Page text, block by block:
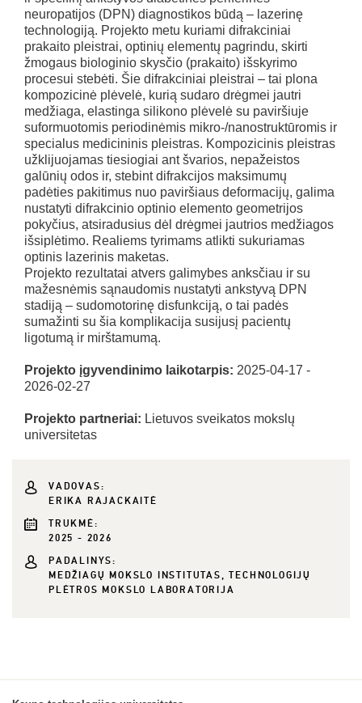
neuropatijos (DPN) diagnostikos būdą – lazerinę
technologiją. Projekto metu kuriami difrakciniai
prakaito pleistrai, optinių elementų pagrindu, skirti
žmogaus biologinio skysčio (prakaito) išskyrimo
procesui stebėti. Šie difrakciniai pleistrai – tai plona
kompozicinė plėvelė, kurią sudaro drėgmei jautri
medžiaga, elastinga silikono plėvelė su paviršiuje
suformuotomis periodinėmis mikro-/nanostruktūromis ir
specialus medicininis pleistras. Kompozicinis pleistras
užklijuojamas tiesiogiai ant švarios, nepažeistos
galūnių odos ir, stebint difrakcijos maksimumų
padėties pakitimus nuo paviršiaus deformacijų, galima
nustatyti difrakcinio optinio elemento geometrijos
pokyčius, atsiradusius dėl drėgmei jautrios medžiagos
išsiplėtimo. Realiems tyrimams atlikti sukuriamas
optinis lazerinis maketas.
Projekto rezultatai atvers galimybes anksčiau ir su
mažesnėmis sąnaudomis nustatyti ankstyvą DPN
stadiją – sudomotorinę disfunkciją, o tai padės
sumažinti su šia komplikacija susijusį pacientų
ligotumą ir mirštamumą.
Projekto įgyvendinimo laikotarpis: 2025-04-17 -
2026-02-27
Projekto partneriai: Lietuvos sveikatos mokslų
universitetas
VADOVAS:
ERIKA RAJACKAITĖ
TRUKMĖ:
2025 - 2026
PADALINYS:
MEDŽIAGŲ MOKSLO INSTITUTAS, TECHNOLOGIJŲ
PLĖTROS MOKSLO LABORATORIJA